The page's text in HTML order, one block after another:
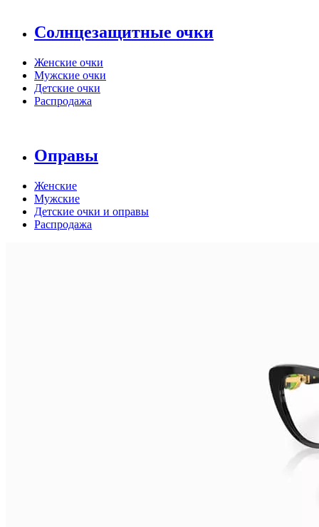
Солнцезащитные очки
Женские очки
Мужские очки
Детские очки
Распродажа
Оправы
Женские
Мужские
Детские очки и оправы
Распродажа